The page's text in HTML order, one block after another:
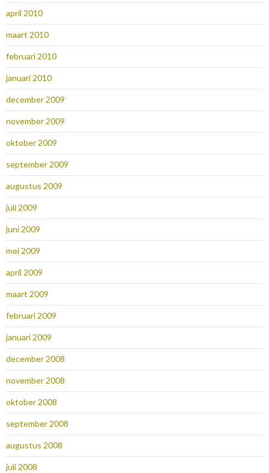
april 2010
maart 2010
februari 2010
januari 2010
december 2009
november 2009
oktober 2009
september 2009
augustus 2009
juli 2009
juni 2009
mei 2009
april 2009
maart 2009
februari 2009
januari 2009
december 2008
november 2008
oktober 2008
september 2008
augustus 2008
juli 2008